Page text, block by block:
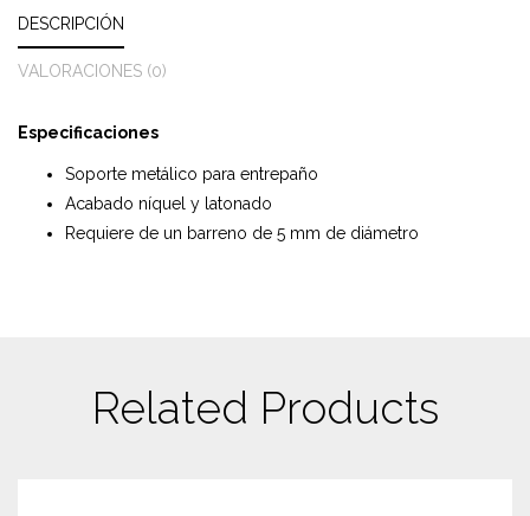
DESCRIPCIÓN
VALORACIONES (0)
Especificaciones
Soporte metálico para entrepaño
Acabado níquel y latonado
Requiere de un barreno de 5 mm de diámetro
Related Products